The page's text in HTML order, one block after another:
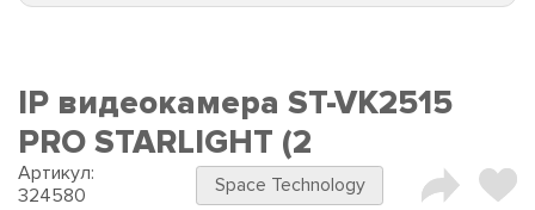
IP видеокамера ST-VK2515
PRO STARLIGHT (2
Артикул:
324580
Space Technology